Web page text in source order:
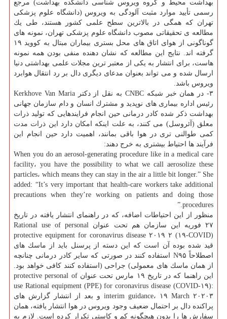
بهداشت محیط و گروه ویروس شناسی دانشكده بهداشت) مرجع
رسمی تأیید موارد مثبت آلودگی به ویروس (دانشگاه علوم پزشكی
تهران كه همگی در بالاترین سطح علمی كشور هستند، طی یك
مطالعه ی تحقیقاتی مصوب دانشگاه علوم پزشكی تهران، نمونه های
گوناگونی از هوای اتاق های محل بستری بیماران مبتال به كووید ۱۹
گرفته اند. نتایج این مطالعه كه نشان دهنده منفی بودن همه نمونه
هاست، برای انتشار به یكی از معتبر ترین مجلات علمی بهداشتی دنیا
ارسال شده و می تواند بعنوان مدعای دیگری دال بر رد انتقال هوابرد
ویروس باشد.
۳- در همان خبر شبكه CNBC به نقل از دكتر Kerkhove Van Maria
رئیس اداره بیماری های نوپدید و مشترك انسان و دام سازمان جهانی
بهداشت ذكر شده كادر درمانی حین انجام فرایندهایی كه تولید ذرات
معلق (آئروسل) می كنند، به علت اینكه امكان دارد این ذرات مدت
كمی طوالنی تری در هوا باقی بمانند، اهمیت دارد حین انجام این
فرآیند ها احتیاط بیشتری به خرج دهند:
When you do an aerosol-generating procedure like in a medical care
facility، you have the possibility to what we call aerosolize these
particles، which means they can stay in the air a little bit longer.” She
added: “It’s very important that health-care workers take additional
precautions when they’re working on patients and doing those
procedures.”
منظور از این احتیاطات اضافه، كه در راهنمای انتشار یافته در تاریخ
۲۷ فوریه این سازمان هم تحت عنوان Rational use of personal
protective equipment for coronavirus disease ۲۰۱۹ ۲ (۱۹-COVID)
قید شده بوده آن است كه این دسته از پرسنل باید از ماسك های
اصطلاحاً N۹۵ استفاده كنند در صورتی كه سایر كادر درمانی چنانچه
از همان ماسك های معمولی) جراحی (استفاده كنند كافی خواهد بود.
این راهنما كه در تاریخ ۱۹ مارس تحت عنوان protective personal of
use Rational equipment (PPE) for coronavirus disease (COVID-۱۹):
interim guidance، ۱۹ March ۲۰۲۰۳ و بعد از انتشار گزارش های
پراكنده دال بر احتمال ضعیف وجود ویروس در هوا انتشار یافته، همان
سفارش ها را بدون هیچگونه كم و كاستی تكرار كرده است. لازم به